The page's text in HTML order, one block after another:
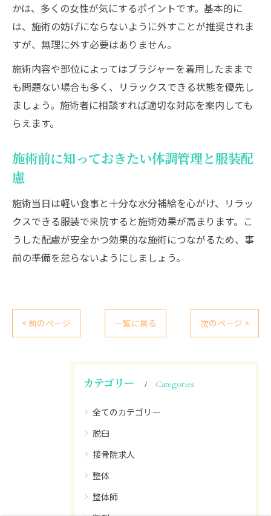
かは、多くの女性が気にするポイントです。基本的に
は、施術の妨げにならないように外すことが推奨されま
すが、無理に外す必要はありません。
施術内容や部位によってはブラジャーを着用したままで
も問題ない場合も多く、リラックスできる状態を優先し
ましょう。施術者に相談すれば適切な対応を案内しても
らえます。
施術前に知っておきたい体調管理と服装配
慮
施術当日は軽い食事と十分な水分補給を心がけ、リラッ
クスできる服装で来院すると施術効果が高まります。こ
うした配慮が安全かつ効果的な施術につながるため、事
前の準備を怠らないようにしましょう。
< 前のページ 一覧に戻る 次のページ >
カテゴリー Categories
全てのカテゴリー
脱臼
接骨院求人
整体
整体師